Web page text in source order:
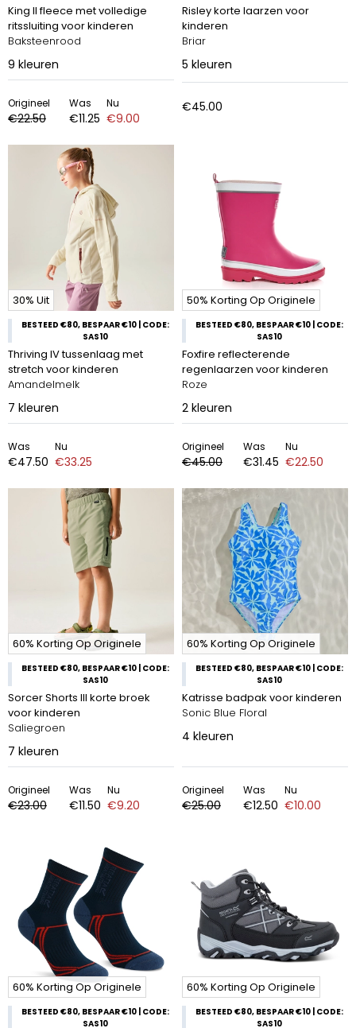
King II fleece met volledige
ritssluiting voor kinderen
Baksteenrood
9 kleuren
Origineel
€22.50
Was
€11.25
Nu
€9.00
Risley korte laarzen voor
kinderen
Briar
5 kleuren
€45.00
30% Uit
BESTEED €80, BESPAAR €10 | CODE:
SAS10
Thriving IV tussenlaag met
stretch voor kinderen
Amandelmelk
7 kleuren
Was
€47.50
Nu
€33.25
50% Korting Op Originele
BESTEED €80, BESPAAR €10 | CODE:
SAS10
Foxfire reflecterende
regenlaarzen voor kinderen
Roze
2 kleuren
Origineel
€45.00
Was
€31.45
Nu
€22.50
60% Korting Op Originele
BESTEED €80, BESPAAR €10 | CODE:
SAS10
Sorcer Shorts III korte broek
voor kinderen
Saliegroen
7 kleuren
Origineel
€23.00
Was
€11.50
Nu
€9.20
60% Korting Op Originele
BESTEED €80, BESPAAR €10 | CODE:
SAS10
Katrisse badpak voor kinderen
Sonic Blue Floral
4 kleuren
Origineel
€25.00
Was
€12.50
Nu
€10.00
60% Korting Op Originele
BESTEED €80, BESPAAR €10 | CODE:
SAS10
60% Korting Op Originele
BESTEED €80, BESPAAR €10 | CODE:
SAS10